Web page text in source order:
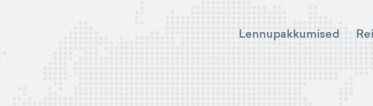
Lennupakkumised